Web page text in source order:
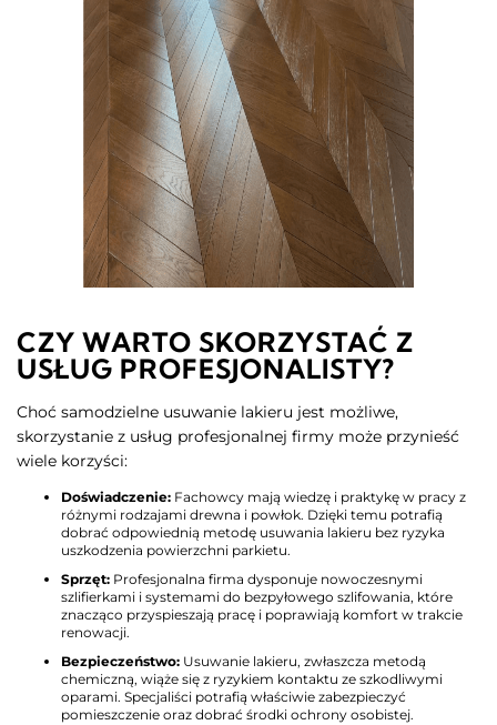
CZY WARTO SKORZYSTAĆ Z
USŁUG PROFESJONALISTY?
Choć samodzielne usuwanie lakieru jest możliwe,
skorzystanie z usług profesjonalnej firmy może przynieść
wiele korzyści:
Doświadczenie: Fachowcy mają wiedzę i praktykę w pracy z
różnymi rodzajami drewna i powłok. Dzięki temu potrafią
dobrać odpowiednią metodę usuwania lakieru bez ryzyka
uszkodzenia powierzchni parkietu.
Sprzęt: Profesjonalna firma dysponuje nowoczesnymi
szlifierkami i systemami do bezpyłowego szlifowania, które
znacząco przyspieszają pracę i poprawiają komfort w trakcie
renowacji.
Bezpieczeństwo: Usuwanie lakieru, zwłaszcza metodą
chemiczną, wiąże się z ryzykiem kontaktu ze szkodliwymi
oparami. Specjaliści potrafią właściwie zabezpieczyć
pomieszczenie oraz dobrać środki ochrony osobistej.